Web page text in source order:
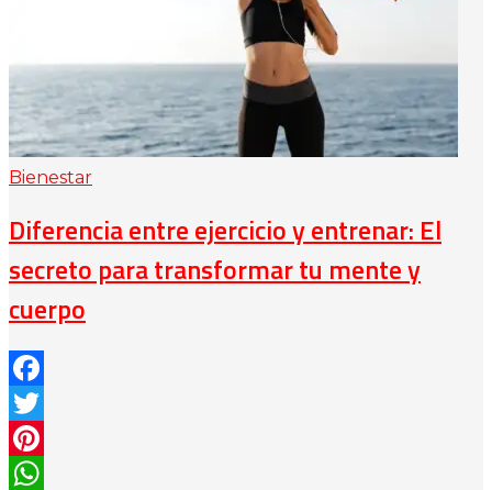
Bienestar
Diferencia entre ejercicio y entrenar: El
secreto para transformar tu mente y
cuerpo
Facebook
Twitter
Pinterest